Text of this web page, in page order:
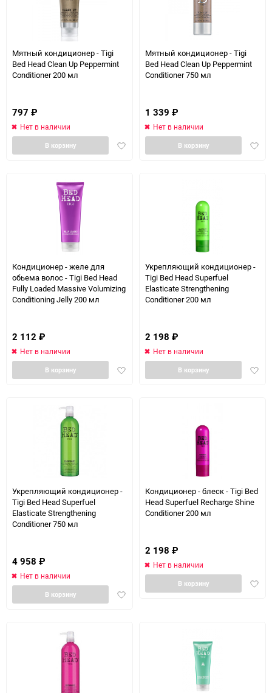
Мятный кондиционер - Tigi
Bed Head Clean Up Peppermint
Conditioner 200 мл
797 ₽
Нет в наличии
Добавить
В корзину
Мятный кондиционер - Tigi
Bed Head Clean Up Peppermint
Conditioner 750 мл
1 339 ₽
Нет в наличии
В корзину
Кондиционер - желе для
обьема волос - Tigi Bed Head
Fully Loaded Massive Volumizing
Conditioning Jelly 200 мл
2 112 ₽
Нет в наличии
Добавить
В корзину
Укрепляющий кондиционер -
Tigi Bed Head Superfuel
Elasticate Strengthening
Conditioner 200 мл
2 198 ₽
Нет в наличии
В корзину
Укрепляющий кондиционер -
Tigi Bed Head Superfuel
Elasticate Strengthening
Conditioner 750 мл
4 958 ₽
Нет в наличии
Добавить
В корзину
Кондиционер - блеск - Tigi Bed
Head Superfuel Recharge Shine
Conditioner 200 мл
2 198 ₽
Нет в наличии
В корзину